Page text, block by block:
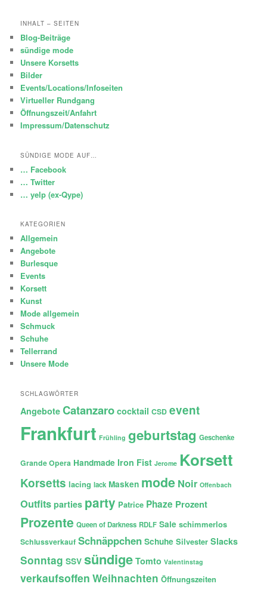
INHALT – SEITEN
Blog-Beiträge
sündige mode
Unsere Korsetts
Bilder
Events/Locations/Infoseiten
Virtueller Rundgang
Öffnungszeit/Anfahrt
Impressum/Datenschutz
SÜNDIGE MODE AUF…
… Facebook
… Twitter
… yelp (ex-Qype)
KATEGORIEN
Allgemein
Angebote
Burlesque
Events
Korsett
Kunst
Mode allgemein
Schmuck
Schuhe
Tellerrand
Unsere Mode
SCHLAGWÖRTER
Angebote Catanzaro cocktail CSD event
Frankfurt Frühling geburtstag Geschenke
Grande Opera Handmade Iron Fist Jerome Korsett
Korsetts lacing lack Masken mode Noir Offenbach
Outfits parties party Patrice Phaze Prozent
Prozente Queen of Darkness RDLF Sale schimmerlos
Schlussverkauf Schnäppchen Schuhe Silvester Slacks
Sonntag SSV sündige Tomto Valentinstag
verkaufsoffen Weihnachten Öffnungszeiten